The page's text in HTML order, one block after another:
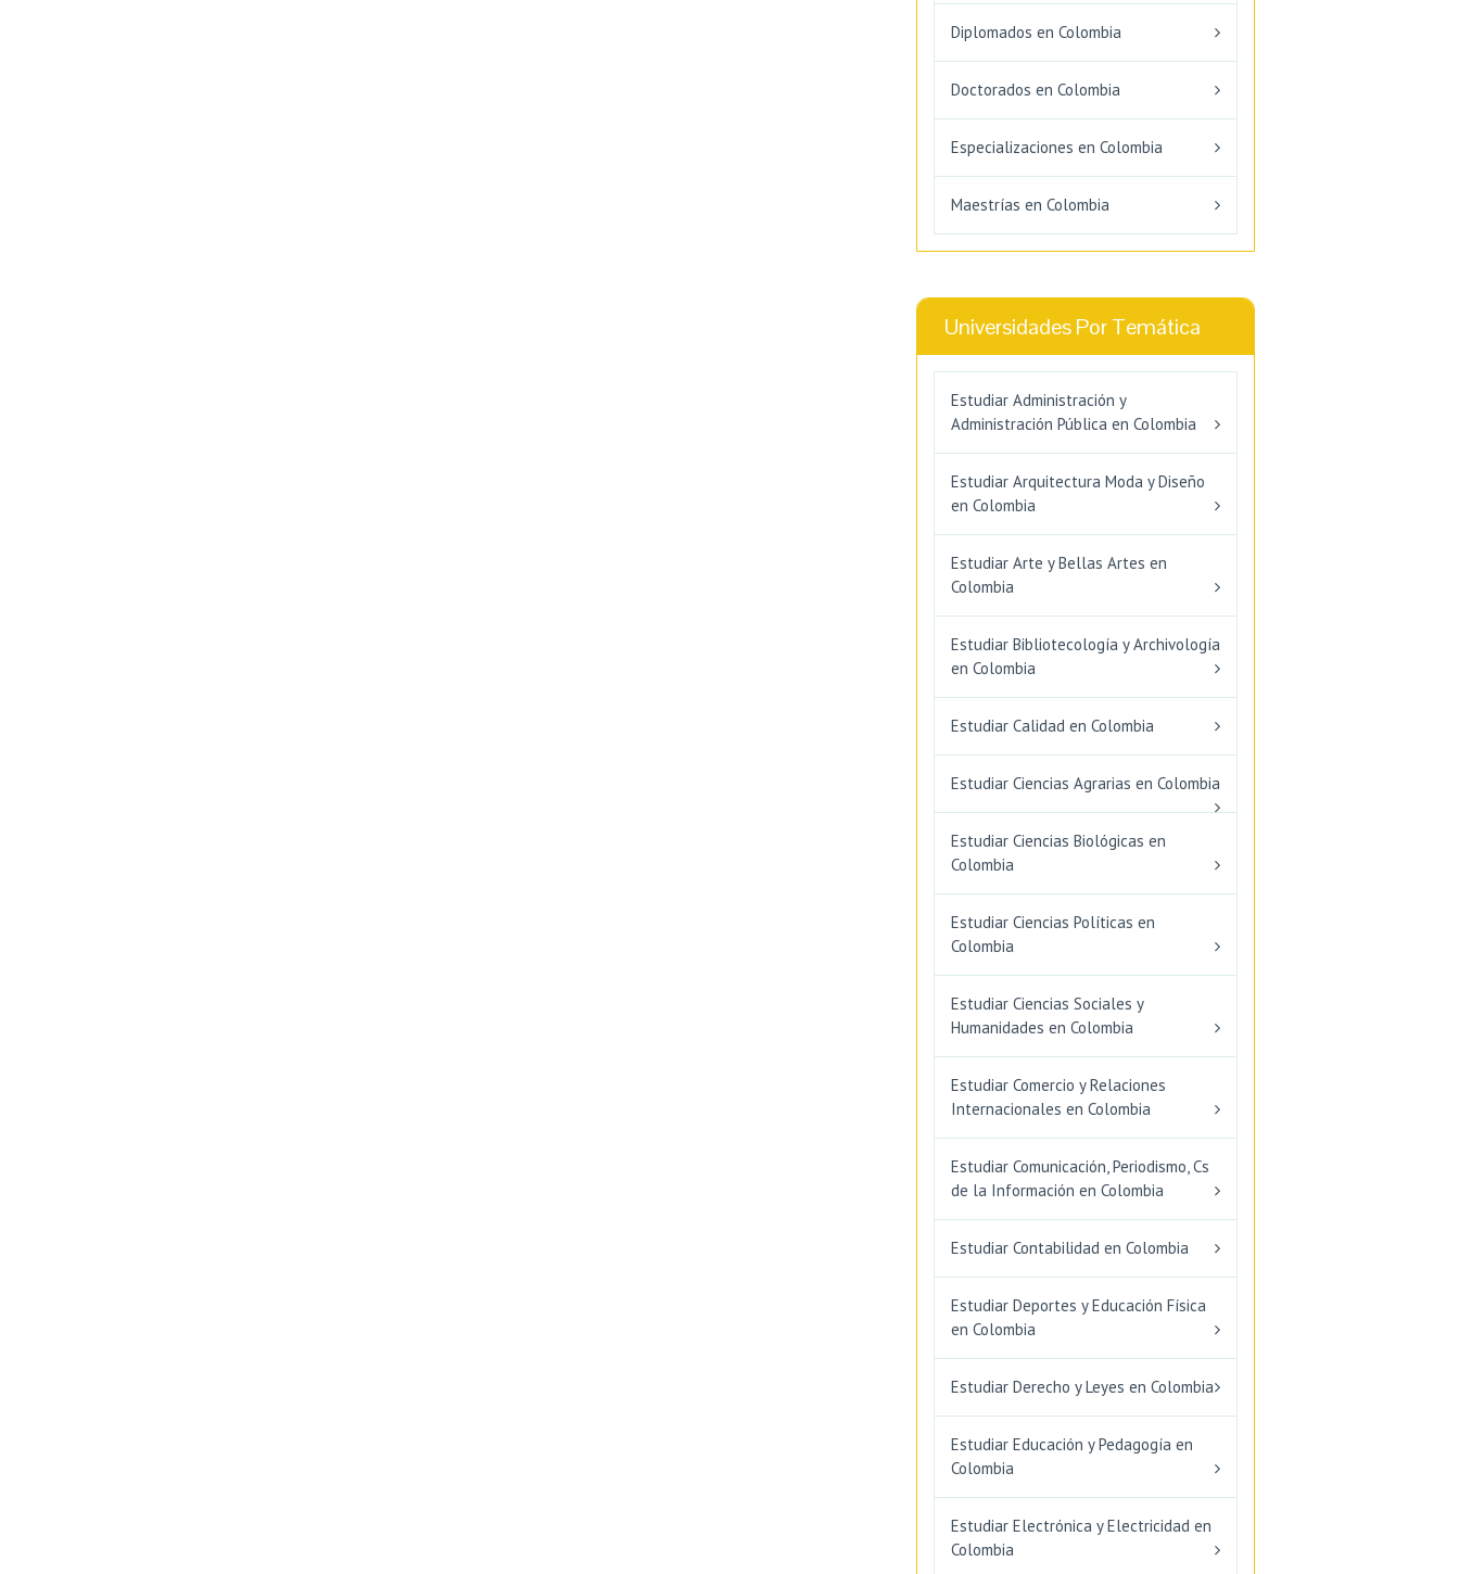
Diplomados en Colombia
Doctorados en Colombia
Especializaciones en Colombia
Maestrías en Colombia
Universidades Por Temática
Estudiar Administración y
Administración Pública en Colombia
Estudiar Arquitectura Moda y Diseño
en Colombia
Estudiar Arte y Bellas Artes en
Colombia
Estudiar Bibliotecología y Archivología
en Colombia
Estudiar Calidad en Colombia
Estudiar Ciencias Agrarias en Colombia
Estudiar Ciencias Biológicas en
Colombia
Estudiar Ciencias Políticas en
Colombia
Estudiar Ciencias Sociales y
Humanidades en Colombia
Estudiar Comercio y Relaciones
Internacionales en Colombia
Estudiar Comunicación, Periodismo, Cs
de la Información en Colombia
Estudiar Contabilidad en Colombia
Estudiar Deportes y Educación Física
en Colombia
Estudiar Derecho y Leyes en Colombia
Estudiar Educación y Pedagogía en
Colombia
Estudiar Electrónica y Electricidad en
Colombia